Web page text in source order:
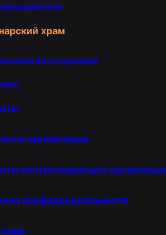
храм
богослужений
организации
контролирующих организаци
конфиденциальности